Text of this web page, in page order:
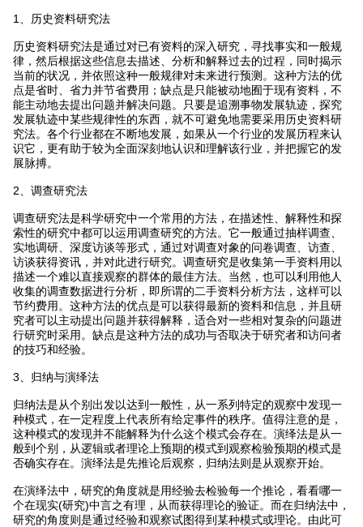
1、历史资料研究法
历史资料研究法是通过对已有资料的深入研究，寻找事实和一般规
律，然后根据这些信息去描述、分析和解释过去的过程，同时揭示
当前的状况，并依照这种一般规律对未来进行预测。这种方法的优
点是省时、省力并节省费用；缺点是只能被动地囿于现有资料，不
能主动地去提出问题并解决问题。只要是追溯事物发展轨迹，探究
发展轨迹中某些规律性的东西，就不可避免地需要采用历史资料研
究法。各个行业都在不断地发展，如果从一个行业的发展历程来认
识它，更有助于较为全面深刻地认识和理解该行业，并把握它的发
展脉搏。
2、调查研究法
调查研究法是科学研究中一个常用的方法，在描述性、解释性和探
索性的研究中都可以运用调查研究的方法。它一般通过抽样调查、
实地调研、深度访谈等形式，通过对调查对象的问卷调查、访查、
访谈获得资讯，并对此进行研究。调查研究是收集第一手资料用以
描述一个难以直接观察的群体的最佳方法。当然，也可以利用他人
收集的调查数据进行分析，即所谓的二手资料分析方法，这样可以
节约费用。这种方法的优点是可以获得最新的资料和信息，并且研
究者可以主动提出问题并获得解释，适合对一些相对复杂的问题进
行研究时采用。缺点是这种方法的成功与否取决于研究者和访问者
的技巧和经验。
3、归纳与演绎法
归纳法是从个别出发以达到一般性，从一系列特定的观察中发现一
种模式，在一定程度上代表所有给定事件的秩序。值得注意的是，
这种模式的发现并不能解释为什么这个模式会存在。演绎法是从一
般到个别，从逻辑或者理论上预期的模式到观察检验预期的模式是
否确实存在。演绎法是先推论后观察，归纳法则是从观察开始。
在演绎法中，研究的角度就是用经验去检验每一个推论，看看哪一
个在现实(研究)中言之有理，从而获得理论的验证。而在归纳法中，
研究的角度则是通过经验和观察试图得到某种模式或理论。由此可